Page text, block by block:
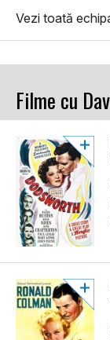
Vezi toată
Filme cu